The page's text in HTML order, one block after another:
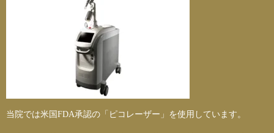
当院では米国FDA承認の「ピコレーザー」を使用しています。